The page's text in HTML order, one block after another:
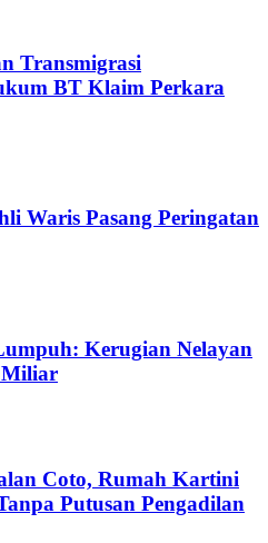
Transmigrasi
BT Klaim Perkara
Waris Pasang Peringatan
Kerugian Nelayan
Miliar
Coto, Rumah Kartini
Putusan Pengadilan